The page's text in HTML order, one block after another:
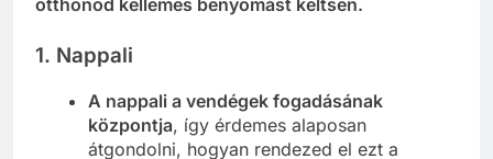
otthonod kellemes benyomást keltsen.
1. Nappali
A nappali a vendégek fogadásának
központja, így érdemes alaposan
átgondolni, hogyan rendezed el ezt a